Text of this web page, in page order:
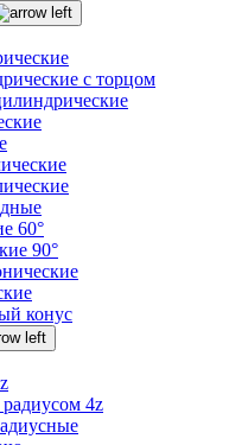
с торцом
60°
90°
конус
4z